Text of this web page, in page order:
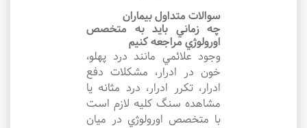
سوالات متداول بيماران
چه زماني بايد به متخصص
اورولوژي مراجعه کنيم
وجود علائمي مانند درد پهلو،
خون در ادرار، مشکلات دفع
ادرار، تکرر ادرار، درد مثانه يا
مشاهده سنگ کليه لازم است
با متخصص اورولوژي در ميان